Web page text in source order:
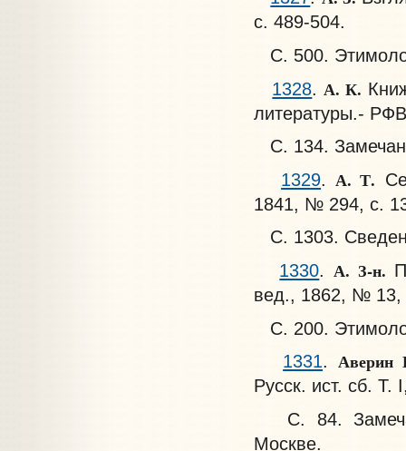
с. 489-504.
С. 500.
1328 А. К.
литературы.-
С. 134.
1329. А. Т.
1841, № 294, с.
С. 1303.
1330. А. З-н.
вед., 1862, № 13,
С. 200.
1331. Аверин
Русск. ист. сб.
С. 84.
Москве.